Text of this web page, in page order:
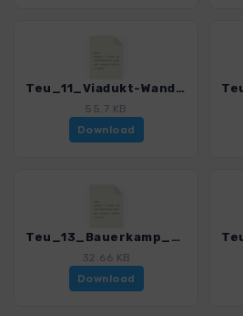
Teu_11_Viadukt-Wanderweg_4020_7.gpx
55.7 KB
Download
Teu_13_Bauerkamp_4020_7.gpx
32.66 KB
Download